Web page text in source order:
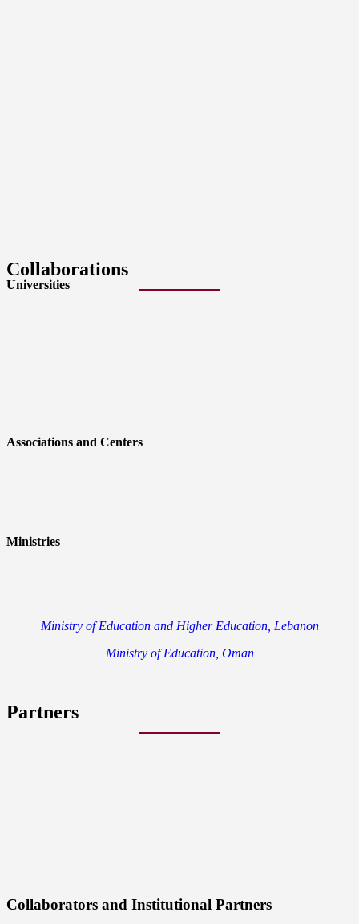
Collaborations
Universities
Associations and Centers
Ministries
Ministry of Education and Higher Education, Lebanon
Ministry of Education, Oman
Partners
Collaborators and Institutional Partners